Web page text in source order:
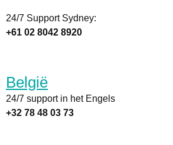
24/7 Support Sydney:
+61 02 8042 8920
België
24/7 support in het Engels
+32 78 48 03 73